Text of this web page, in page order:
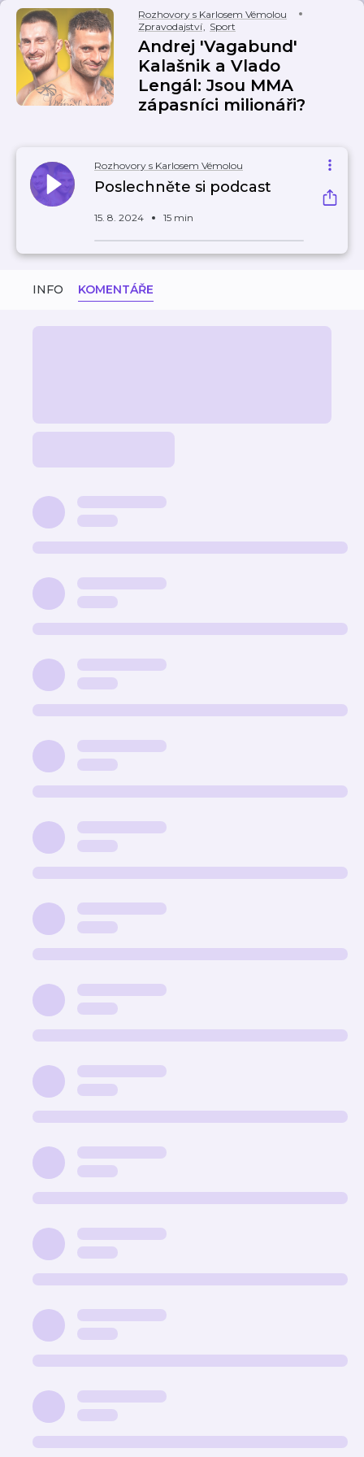
Rozhovory s Karlosem Vémolou
Zpravodajství, Sport
Andrej 'Vagabund'
Kalašnik a Vlado
Lengál: Jsou MMA
zápasníci milionáři?
Rozhovory s Karlosem Vémolou
Poslechněte si podcast
15. 8. 2024 15 min
INFO KOMENTÁŘE